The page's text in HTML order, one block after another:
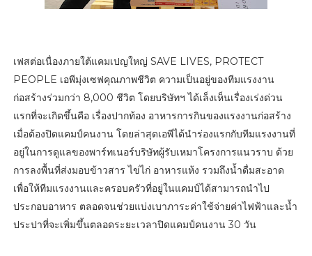
เฟสต่อเนื่องภายใต้แคมเปญใหญ่ SAVE LIVES, PROTECT
PEOPLE เอพีมุ่งเซฟคุณภาพชีวิต ความเป็นอยู่ของทีมแรงงาน
ก่อสร้างร่วมกว่า 8,000 ชีวิต โดยบริษัทฯ ได้เล็งเห็นเรื่องเร่งด่วน
แรกที่จะเกิดขึ้นคือ เรื่องปากท้อง อาหารการกินของแรงงานก่อสร้าง
เมื่อต้องปิดแคมป์คนงาน โดยล่าสุดเอพีได้นำร่องแรกกับทีมแรงงานที่
อยู่ในการดูแลของพาร์ทเนอร์บริษัทผู้รับเหมาโครงการแนวราบ ด้วย
การลงพื้นที่ส่งมอบข้าวสาร ไข่ไก่ อาหารแห้ง รวมถึงน้ำดื่มสะอาด
เพื่อให้ทีมแรงงานและครอบครัวที่อยู่ในแคมป์ได้สามารถนำไป
ประกอบอาหาร ตลอดจนช่วยแบ่งเบาภาระค่าใช้จ่ายค่าไฟฟ้าและน้ำ
ประปาที่จะเพิ่มขึ้นตลอดระยะเวลาปิดแคมป์คนงาน 30 วัน